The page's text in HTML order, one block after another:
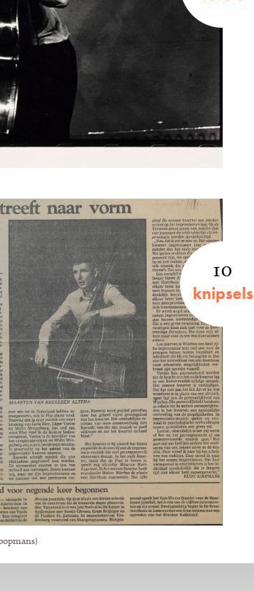
10
knipsels